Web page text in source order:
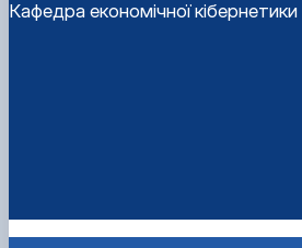
Кафедра економічної кібернетики